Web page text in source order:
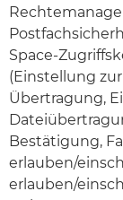
Space-
(Einstellung
Übertragung,
Bestätigung,
erlauben/
erlauben/